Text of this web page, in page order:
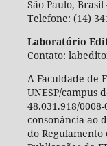
São Paulo, Brasil
Telefone: (14)
Laboratório
Contato:
A Faculdade de
UNESP/campus
48.031.918/
consonância ao
do Regulamento